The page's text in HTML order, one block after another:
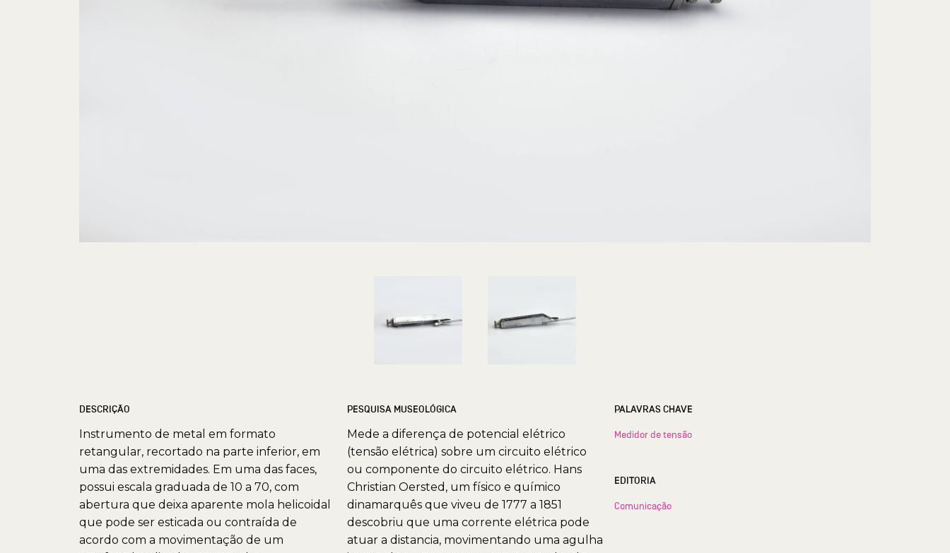
DESCRIÇÃO
Instrumento de metal em formato
retangular, recortado na parte inferior, em
uma das extremidades. Em uma das faces,
possui escala graduada de 10 a 70, com
abertura que deixa aparente mola helicoidal
que pode ser esticada ou contraída de
acordo com a movimentação de um
PESQUISA MUSEOLÓGICA
Mede a diferença de potencial elétrico
(tensão elétrica) sobre um circuito elétrico
ou componente do circuito elétrico. Hans
Christian Oersted, um físico e químico
dinamarquês que viveu de 1777 a 1851
descobriu que uma corrente elétrica pode
atuar a distancia, movimentando uma agulha
PALAVRAS CHAVE
Medidor de tensão
EDITORIA
Comunicação